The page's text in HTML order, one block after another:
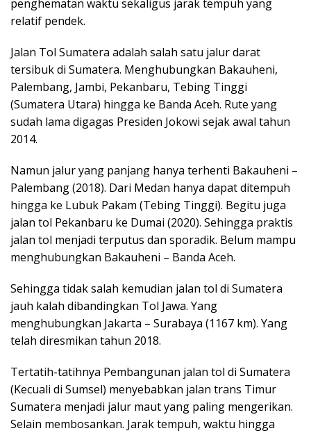
penghematan waktu sekaligus jarak tempuh yang
relatif pendek.
Jalan Tol Sumatera adalah salah satu jalur darat
tersibuk di Sumatera. Menghubungkan Bakauheni,
Palembang, Jambi, Pekanbaru, Tebing Tinggi
(Sumatera Utara) hingga ke Banda Aceh. Rute yang
sudah lama digagas Presiden Jokowi sejak awal tahun
2014.
Namun jalur yang panjang hanya terhenti Bakauheni –
Palembang (2018). Dari Medan hanya dapat ditempuh
hingga ke Lubuk Pakam (Tebing Tinggi). Begitu juga
jalan tol Pekanbaru ke Dumai (2020). Sehingga praktis
jalan tol menjadi terputus dan sporadik. Belum mampu
menghubungkan Bakauheni – Banda Aceh.
Sehingga tidak salah kemudian jalan tol di Sumatera
jauh kalah dibandingkan Tol Jawa. Yang
menghubungkan Jakarta – Surabaya (1167 km). Yang
telah diresmikan tahun 2018.
Tertatih-tatihnya Pembangunan jalan tol di Sumatera
(Kecuali di Sumsel) menyebabkan jalan trans Timur
Sumatera menjadi jalur maut yang paling mengerikan.
Selain membosankan. Jarak tempuh, waktu hingga